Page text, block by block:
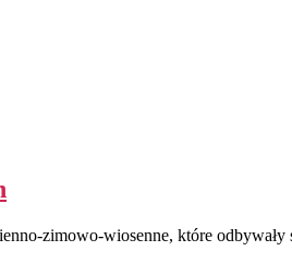
zimowo-wiosenne, które